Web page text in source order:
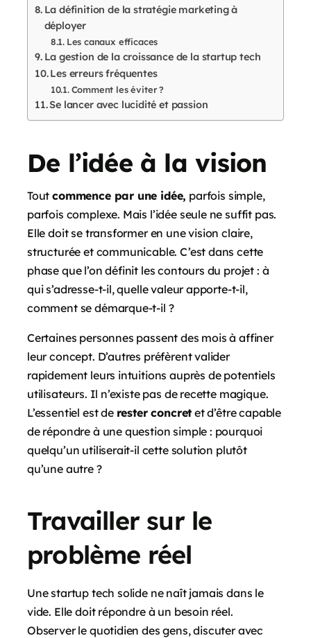
La définition de la stratégie marketing à
déployer
Les canaux efficaces
La gestion de la croissance de la startup tech
Les erreurs fréquentes
Comment les éviter ?
Se lancer avec lucidité et passion
De l’idée à la vision
Toutcommence par une idée, parfois simple,
parfois complexe. Mais l’idée seule ne suffit pas.
Elle doit se transformer en une vision claire,
structurée et communicable. C’est dans cette
phase que l’on définit les contours du projet : à
qui s’adresse-t-il, quelle valeur apporte-t-il,
comment se démarque-t-il ?
Certaines personnes passent des mois à affiner
leur concept. D’autres préfèrent valider
rapidement leurs intuitions auprès de potentiels
utilisateurs. Il n’existe pas de recette magique.
L’essentiel est de rester concret et d’être capable
de répondre à une question simple : pourquoi
quelqu’un utiliserait-il cette solution plutôt
qu’une autre ?
Travailler sur le
problème réel
Une startup tech solide ne naît jamais dans le
vide. Elle doit répondre à un besoin réel.
Observer le quotidien des gens, discuter avec